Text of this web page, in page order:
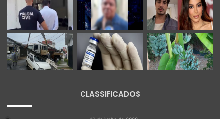
CLASSIFICADOS